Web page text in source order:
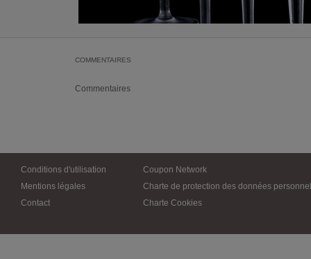
COMMENTAIRES
Commentaires
Conditions d'utilisation
Mentions légales
Contact
Coupon Network
Charte de protection des données
Charte Cookies